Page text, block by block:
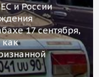
и России
17 сентября,
как